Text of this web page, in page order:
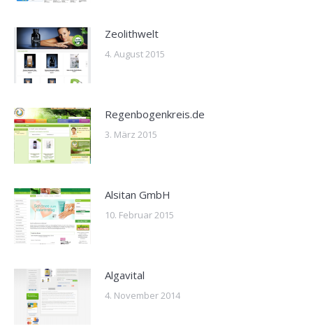
Zeolithwelt
4. August 2015
Regenbogenkreis.de
3. März 2015
Alsitan GmbH
10. Februar 2015
Algavital
4. November 2014